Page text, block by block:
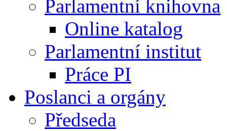
Parlamentní knihovna
Online katalog
Parlamentní institut
Práce PI
Poslanci a orgány
Předseda